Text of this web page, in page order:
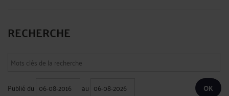
RECHERCHE
Publié du au